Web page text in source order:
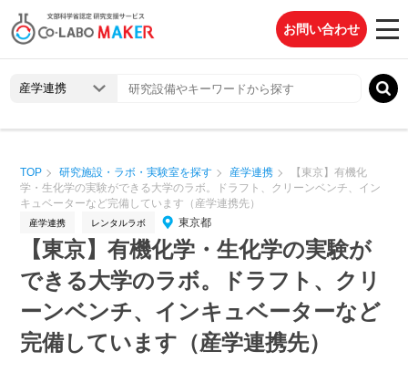
お問い合わせ
TOP 研究施設・ラボ・実験室を探す 産学連携
【東京】有機化
学・生化学の実験ができる大学のラボ。ドラフト、クリーンベンチ、イン
キュベーターなど完備しています（産学連携先）
産学連携
レンタルラボ 東京都
【東京】有機化学・生化学の実験が
できる大学のラボ。ドラフト、クリ
ーンベンチ、インキュベーターなど
完備しています（産学連携先）